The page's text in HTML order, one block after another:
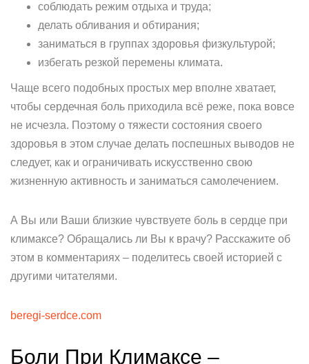
соблюдать режим отдыха и труда;
делать обливания и обтирания;
заниматься в группах здоровья физкультурой;
избегать резкой перемены климата.
Чаще всего подобных простых мер вполне хватает,
чтобы сердечная боль приходила всё реже, пока вовсе
не исчезла. Поэтому о тяжести состояния своего
здоровья в этом случае делать поспешных выводов не
следует, как и ограничивать искусственно свою
жизненную активность и заниматься самолечением.
А Вы или Ваши близкие чувствуете боль в сердце при
климаксе? Обращались ли Вы к врачу? Расскажите об
этом в комментариях – поделитесь своей историей с
другими читателями.
beregi-serdce.com
Боли При Климаксе –